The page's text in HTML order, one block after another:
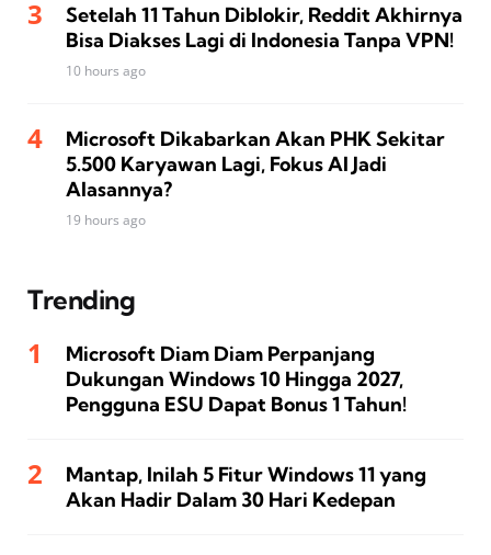
Setelah 11 Tahun Diblokir, Reddit Akhirnya
Bisa Diakses Lagi di Indonesia Tanpa VPN!
10 hours ago
Microsoft Dikabarkan Akan PHK Sekitar
5.500 Karyawan Lagi, Fokus AI Jadi
Alasannya?
19 hours ago
Trending
Microsoft Diam Diam Perpanjang
Dukungan Windows 10 Hingga 2027,
Pengguna ESU Dapat Bonus 1 Tahun!
Mantap, Inilah 5 Fitur Windows 11 yang
Akan Hadir Dalam 30 Hari Kedepan